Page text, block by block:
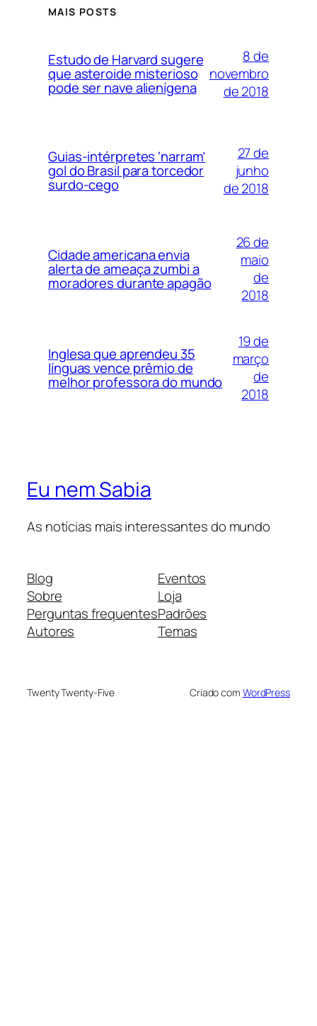
MAIS POSTS
Estudo de Harvard sugere
que asteroide misterioso
pode ser nave alienígena
8 de
novembro
de 2018
Guias-intérpretes ‘narram’
gol do Brasil para torcedor
surdo-cego
27 de
junho
de 2018
Cidade americana envia
alerta de ameaça zumbi a
moradores durante apagão
26 de
maio
de
2018
Inglesa que aprendeu 35
línguas vence prêmio de
melhor professora do mundo
19 de
março
de
2018
Eu nem Sabia
As notícias mais interessantes do mundo
Blog
Sobre
Perguntas frequentes
Autores
Eventos
Loja
Padrões
Temas
Twenty Twenty-Five Criado com WordPress